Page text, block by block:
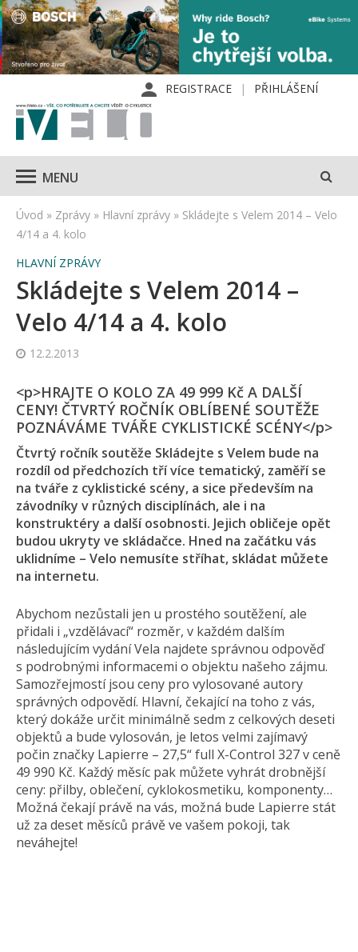
REGISTRACE PŘIHLÁŠENÍ
MENU
Úvod » Zprávy » Hlavní zprávy » Skládejte s Velem 2014 – Velo
4/14 a 4. kolo
HLAVNÍ ZPRÁVY
Skládejte s Velem 2014 –
Velo 4/14 a 4. kolo
12.2.2013
<p>HRAJTE O KOLO ZA 49 999 Kč A DALŠÍ
CENY! ČTVRTÝ ROČNÍK OBLÍBENÉ SOUTĚŽE
POZNÁVÁME TVÁŘE CYKLISTICKÉ SCÉNY</p>
Čtvrtý ročník soutěže Skládejte s Velem bude na
rozdíl od předchozích tří více tematický, zaměří se
na tváře z cyklistické scény, a sice především na
závodníky v různých disciplínách, ale i na
konstruktéry a další osobnosti. Jejich obličeje opět
budou ukryty ve skládačce. Hned na začátku vás
uklidníme – Velo nemusíte stříhat, skládat můžete
na internetu.
Abychom nezůstali jen u prostého soutěžení, ale
přidali i „vzdělávací“ rozměr, v každém dalším
následujícím vydání Vela najdete správnou odpověď
s podrobnými informacemi o objektu našeho zájmu.
Samozřejmostí jsou ceny pro vylosované autory
správných odpovědí. Hlavní, čekající na toho z vás,
který dokáže určit minimálně sedm z celkových deseti
objektů a bude vylosován, je letos velmi zajímavý
počin značky Lapierre – 27,5“ full X-Control 327 v ceně
49 990 Kč. Každý měsíc pak můžete vyhrát drobnější
ceny: přilby, oblečení, cyklokosmetiku, komponenty…
Možná čekají právě na vás, možná bude Lapierre stát
už za deset měsíců právě ve vašem pokoji, tak
neváhejte!